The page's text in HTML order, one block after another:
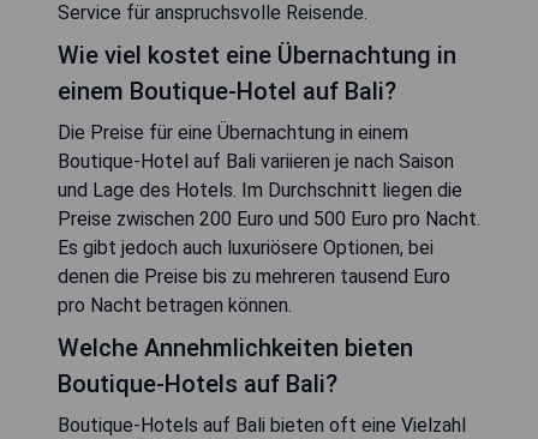
Service für anspruchsvolle Reisende.
Wie viel kostet eine Übernachtung in
einem Boutique-Hotel auf Bali?
Die Preise für eine Übernachtung in einem
Boutique-Hotel auf Bali variieren je nach Saison
und Lage des Hotels. Im Durchschnitt liegen die
Preise zwischen 200 Euro und 500 Euro pro Nacht.
Es gibt jedoch auch luxuriösere Optionen, bei
denen die Preise bis zu mehreren tausend Euro
pro Nacht betragen können.
Welche Annehmlichkeiten bieten
Boutique-Hotels auf Bali?
Boutique-Hotels auf Bali bieten oft eine Vielzahl